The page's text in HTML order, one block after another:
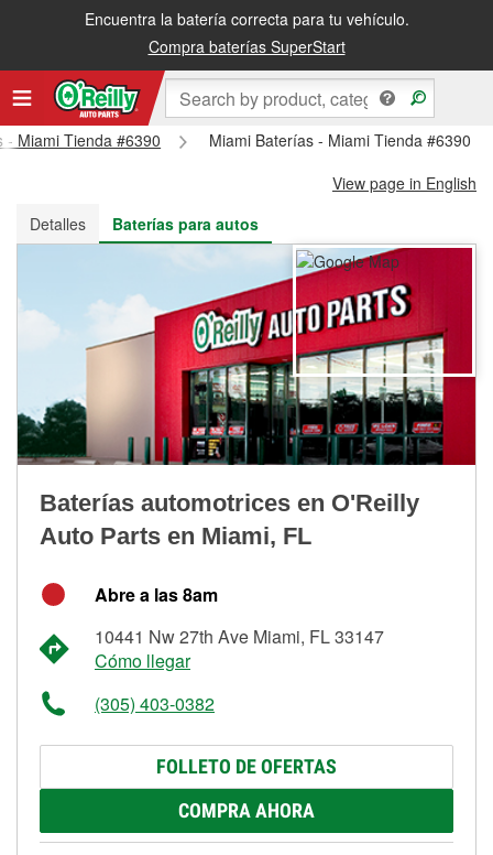
Encuentra la batería correcta para tu vehículo.
Compra baterías SuperStart
Recibe tu orden gratis al día siguiente o recógela en la tienda
- Miami Tienda #6390
Miami Baterías - Miami Tienda #6390
View page in English
Detalles
Baterías para autos
Baterías automotrices en O'Reilly
Auto Parts en Miami, FL
Abre a las 8am
10441 Nw 27th Ave Miami, FL 33147
Cómo llegar
(305) 403-0382
FOLLETO DE OFERTAS
COMPRA AHORA